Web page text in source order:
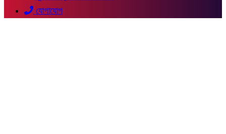
যোগাযোগ